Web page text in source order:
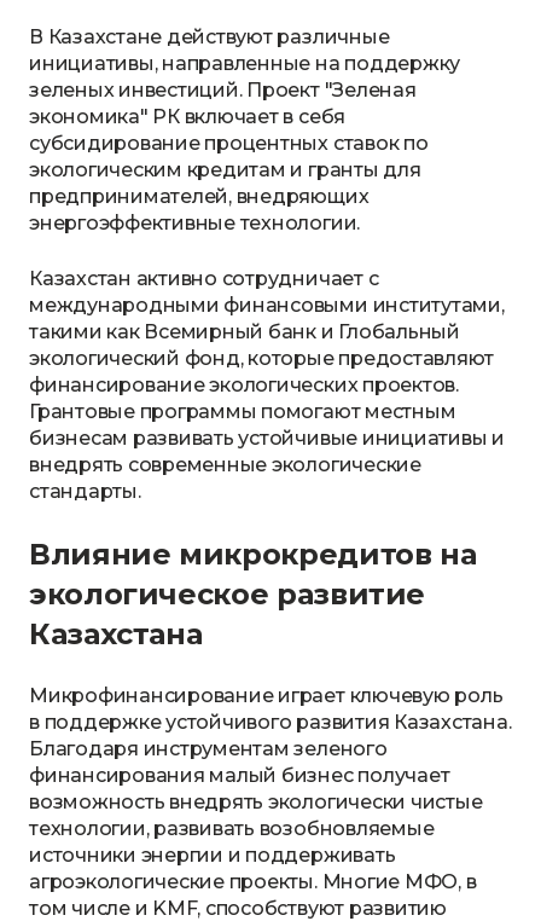
В Казахстане действуют различные
инициативы, направленные на поддержку
зеленых инвестиций. Проект "Зеленая
экономика" РК включает в себя
субсидирование процентных ставок по
экологическим кредитам и гранты для
предпринимателей, внедряющих
энергоэффективные технологии.
Казахстан активно сотрудничает с
международными финансовыми институтами,
такими как Всемирный банк и Глобальный
экологический фонд, которые предоставляют
финансирование экологических проектов.
Грантовые программы помогают местным
бизнесам развивать устойчивые инициативы и
внедрять современные экологические
стандарты.
Влияние микрокредитов на
экологическое развитие
Казахстана
Микрофинансирование играет ключевую роль
в поддержке устойчивого развития Казахстана.
Благодаря инструментам зеленого
финансирования малый бизнес получает
возможность внедрять экологически чистые
технологии, развивать возобновляемые
источники энергии и поддерживать
агроэкологические проекты. Многие МФО, в
том числе и KMF, способствуют развитию